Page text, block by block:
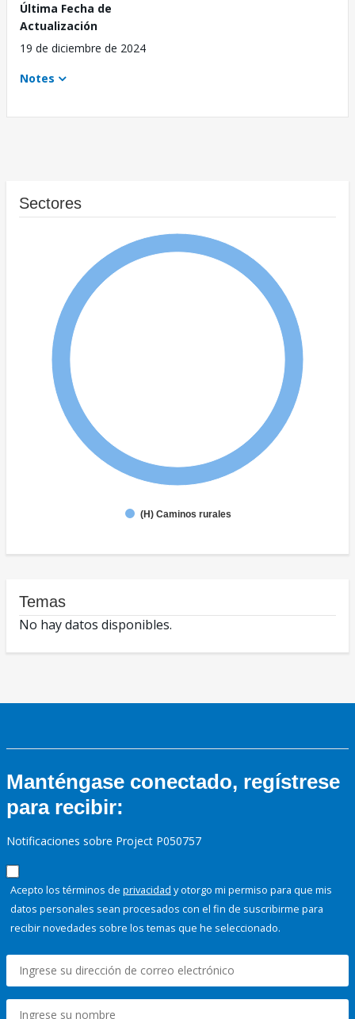
Última Fecha de
Actualización
19 de diciembre de 2024
Notes
Sectores
(H) Caminos rurales
Temas
No hay datos disponibles.
Manténgase conectado, regístrese
para recibir:
Notificaciones sobre Project P050757
Acepto los términos de privacidad y otorgo mi permiso para que mis
datos personales sean procesados con el fin de suscribirme para
recibir novedades sobre los temas que he seleccionado.